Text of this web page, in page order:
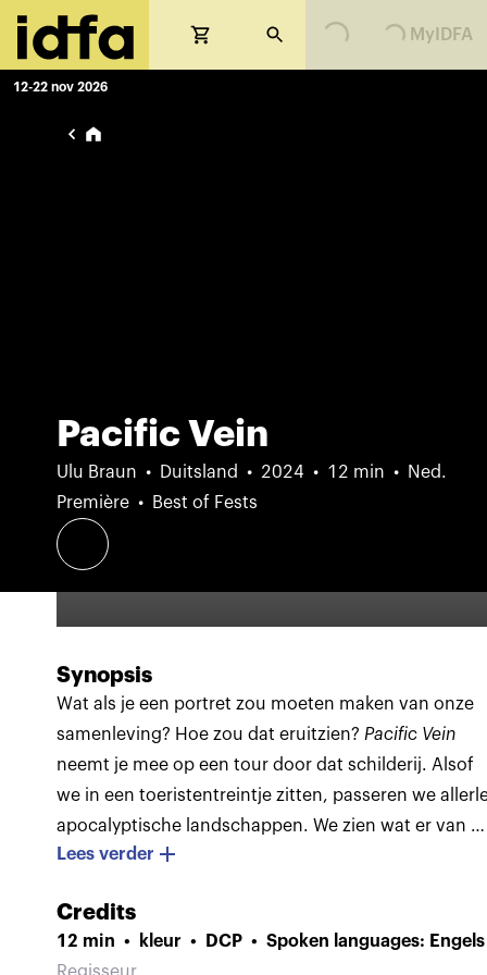
12-22 nov 2026
Loading...Loading... MyIDFA
Pacific Vein
Ulu Braun Duitsland 2024 12 min
Ned.
Première
Best of Fests
Synopsis
Wat als je een portret zou moeten maken van onze
samenleving? Hoe zou dat eruitzien? Pacific Vein
neemt je mee op een tour door dat schilderij. Alsof
we in een toeristentreintje zitten, passeren we
apocalyptische landschappen. We zien wat er van
westerse cultuur is geworden en wat er na verloop
activiteiten en symbolen die we zien roepen een
gevoel van vervreemding op. Alles is licht en
Lees verder
Credits
12 min kleur DCP
Spoken languages: Engels
Regisseur